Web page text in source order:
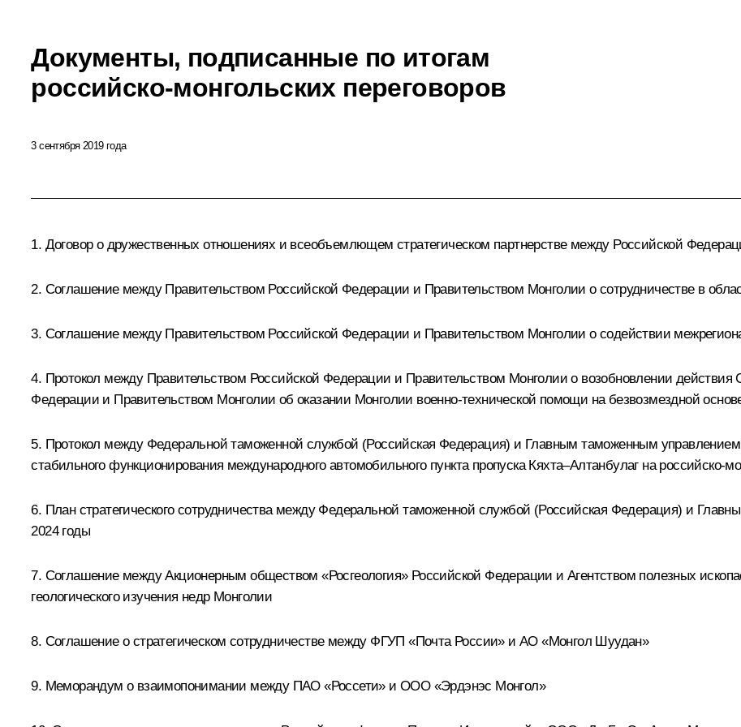
Документы, подписанные по итогам
российско-монгольских переговоров
3 сентября 2019 года
1. Договор о дружественных отношениях и всеобъемлющем стратегическом партнерстве между Российской
2. Соглашение между Правительством Российской Федерации и Правительством Монголии о сотрудничестве в
3. Соглашение между Правительством Российской Федерации и Правительством Монголии о содействии
4. Протокол между Правительством Российской Федерации и Правительством Монголии о возобновлении
Федерации и Правительством Монголии об оказании Монголии военно-технической помощи на безвозмездной
5. Протокол между Федеральной таможенной службой (Российская Федерация) и Главным таможенным
стабильного функционирования международного автомобильного пункта пропуска Кяхта–Алтанбулаг на российско-
6. План стратегического сотрудничества между Федеральной таможенной службой (Российская Федерация) и
2024 годы
7. Соглашение между Акционерным обществом «Росгеология» Российской Федерации и Агентством полезных
геологического изучения недр Монголии
8. Соглашение о стратегическом сотрудничестве между ФГУП «Почта России» и АО «Монгол Шуудан»
9. Меморандум о взаимопонимании между ПАО «Россети» и ООО «Эрдэнэс Монгол»